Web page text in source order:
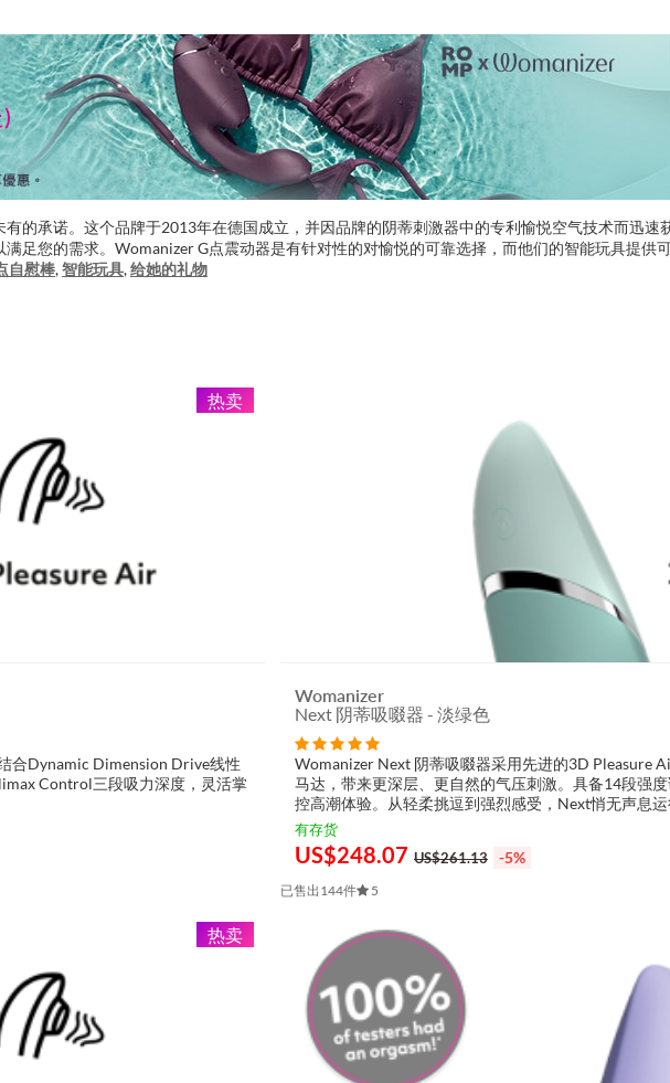
的承诺。这个品牌于2013年在德国成立，并因品牌的阴蒂刺激器中的专利愉悦空气技术而迅
足您的需求。Womanizer G点震动器是有针对性的对愉悦的可靠选择，而他们的智能玩具提供
自慰棒,智能玩具,给她的礼物
合Dynamic Dimension Drive线性
Control三段吸力深度，灵活掌
Womanizer
Next 阴蒂吸啜器 - 淡绿色
Womanizer Next 阴蒂吸啜器采用先进的3D Pleasure
马达，带来更深层、更自然的气压刺激。具备14段强
控高潮体验。从轻柔挑逗到强烈感受，Next悄无声息运
有存货
US$248.07 US$261.13 -5%
已售出144件 5